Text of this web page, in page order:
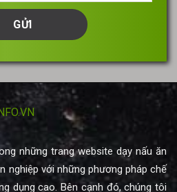
những trang website dạy nấu ăn
nghiệp với những phương pháp chế
dụng cao. Bên cạnh đó, chúng tôi